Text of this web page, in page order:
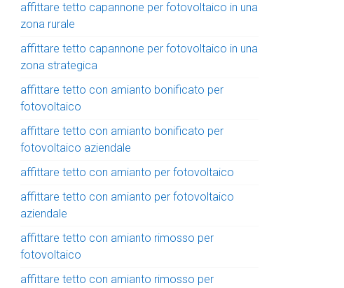
affittare tetto capannone per fotovoltaico in una
zona rurale
affittare tetto capannone per fotovoltaico in una
zona strategica
affittare tetto con amianto bonificato per
fotovoltaico
affittare tetto con amianto bonificato per
fotovoltaico aziendale
affittare tetto con amianto per fotovoltaico
affittare tetto con amianto per fotovoltaico
aziendale
affittare tetto con amianto rimosso per
fotovoltaico
affittare tetto con amianto rimosso per